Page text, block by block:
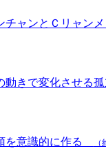
チャンとＣリャン
動きで変化させる
を意識的に作る